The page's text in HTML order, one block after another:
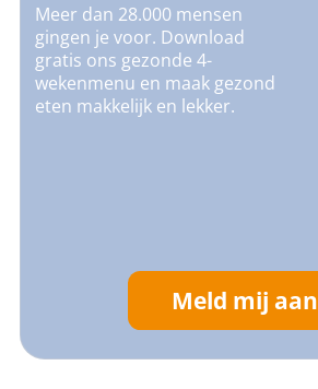
Meer dan 28.000 mensen
gingen je voor. Download
gratis ons gezonde 4-
wekenmenu en maak gezond
eten makkelijk en lekker.
Meld mij aan